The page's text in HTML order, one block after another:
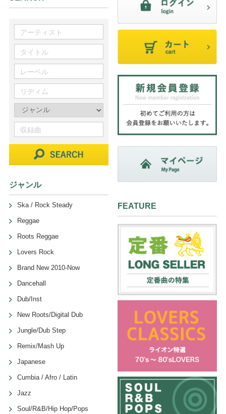
ジャンル
Ska / Rock Steady
Reggae
Roots Reggae
Lovers Rock
Brand New 2010-Now
Dancehall
Dub/Inst
New Roots/Digital Dub
Jungle/Dub Step
Remix/Mash Up
Japanese
Cumbia / Afro / Latin
Jazz
Soul/R&B/Hip Hop/Pops
FEATURE